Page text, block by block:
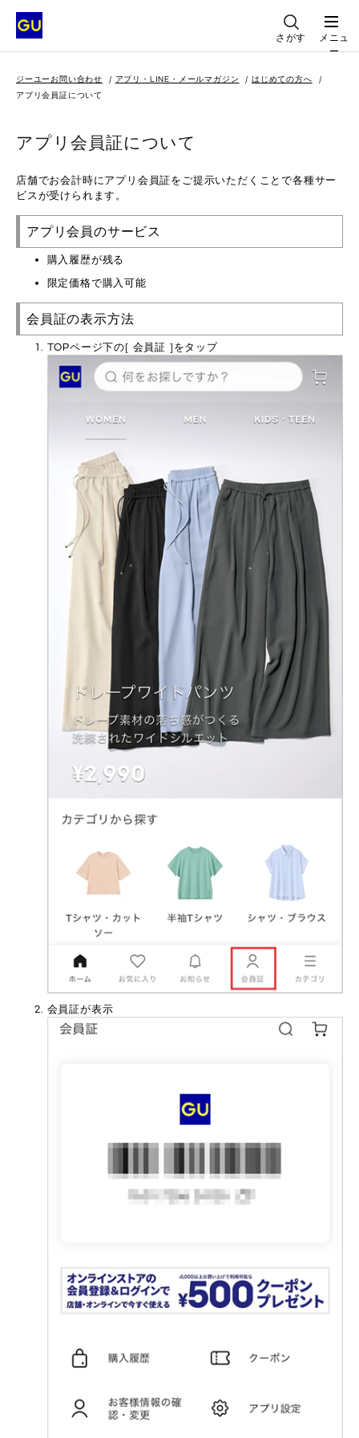
さがす
メニュ
ー
ジーユーお問い合わせ アプリ・LINE・メールマガジン
はじめての方へ
アプリ会員証について
アプリ会員証について
店舗でお会計時にアプリ会員証をご提示いただくことで各種サー
ビスが受けられます。
アプリ会員のサービス
購入履歴が残る
限定価格で購入可能
会員証の表示方法
TOPページ下の[ 会員証 ]をタップ
会員証が表示